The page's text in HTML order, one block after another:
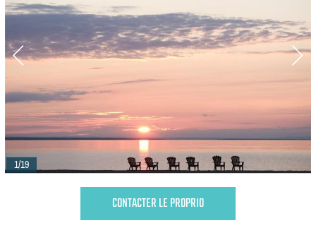
1/19
CONTACTER LE PROPRIO